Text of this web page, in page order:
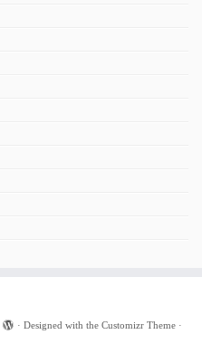
· Designed with the Customizr Theme ·